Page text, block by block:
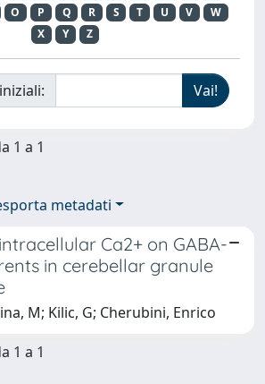
O P Q R S T U V
W
X
Y Z
1 a 1
metadati
Ca2+ on GABA-
in cerebellar granule
M; Kilic, G; Cherubini, Enrico
1 a 1